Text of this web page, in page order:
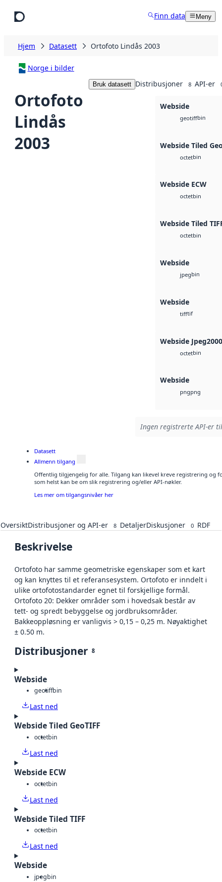
Finn data Meny
Hjem Datasett Ortofoto Lindås 2003
Norge i bilder
Ortofoto
Lindås
2003
Bruk datasett Distribusjoner 8 API-er
Webside
geotiffbin
Webside Tiled
octetbin
Webside ECW
octetbin
Webside Tiled
octetbin
Webside
jpegbin
Webside
tifftif
Webside Jpeg2000
octetbin
Webside
pngpng
Ingen registrerte API-er
Datasett
Allmenn tilgang
Offentlig tilgjengelig for alle. Tilgang kan likevel kreve registrering og
som helst kan be om slik registrering og/eller API-nøkler.
Les mer om tilgangsnivåer her
OversiktDistribusjoner og API-er 8 DetaljerDiskusjoner 0 RDF
Beskrivelse
Ortofoto har samme geometriske egenskaper som et kart
og kan knyttes til et referansesystem. Ortofoto er inndelt i
ulike ortofotostandarder egnet til forskjellige formål.
Ortofoto 20: Dekker områder som i hovedsak består av
tett- og spredt bebyggelse og jordbruksområder.
Bakkeoppløsning er vanligvis > 0,15 – 0,25 m. Nøyaktighet
± 0.50 m.
Distribusjoner 8
Webside
geotiffbin
Last ned
Webside Tiled GeoTIFF
octetbin
Last ned
Webside ECW
octetbin
Last ned
Webside Tiled TIFF
octetbin
Last ned
Webside
jpegbin